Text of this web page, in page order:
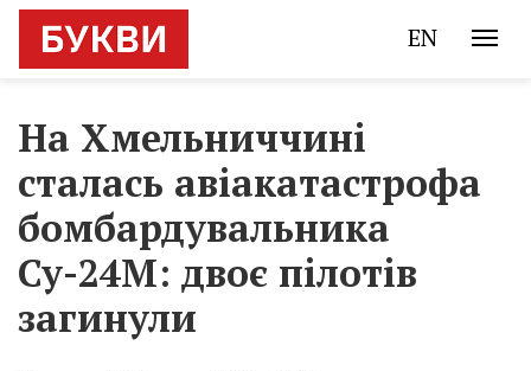
EN
На Хмельниччині
сталась авіакатастрофа
бомбардувальника
Су-24М: двоє пілотів
загинули